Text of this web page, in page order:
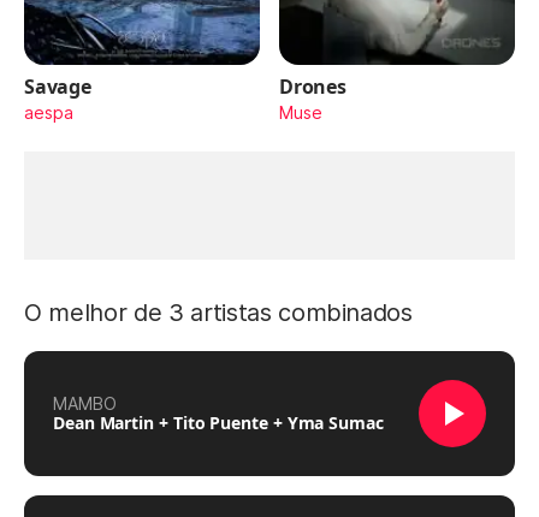
Savage
aespa
Drones
Muse
O melhor de 3 artistas combinados
MAMBO
Dean Martin + Tito Puente + Yma Sumac